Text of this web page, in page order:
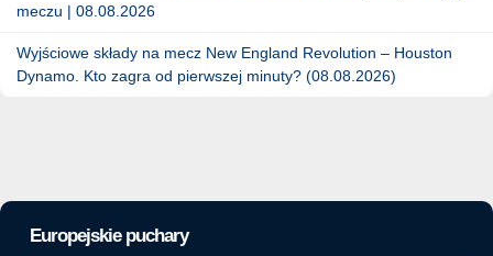
meczu | 08.08.2026
Wyjściowe składy na mecz New England Revolution – Houston
Dynamo. Kto zagra od pierwszej minuty? (08.08.2026)
Europejskie puchary